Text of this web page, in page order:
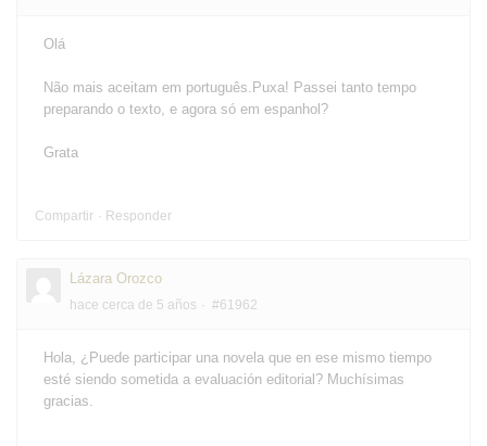
Olá
Não mais aceitam em português.Puxa! Passei tanto tempo
preparando o texto, e agora só em espanhol?
Grata
Compartir Responder
Lázara Orozco
hace cerca de 5 años #61962
Hola, ¿Puede participar una novela que en ese mismo tiempo
esté siendo sometida a evaluación editorial? Muchísimas
gracias.